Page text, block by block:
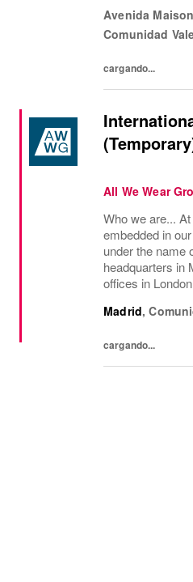
para nuestra
Avenida
Comunidad
cargando...
All We Wear
Who we are...
embedded in
under the name
headquarters in
offices in
Pepe Jeans
Madrid,
cargando...